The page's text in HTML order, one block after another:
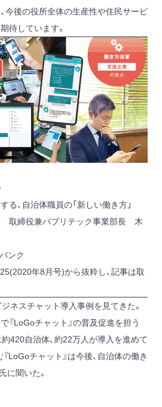
今後の役所全体の生産性や住民サービ
待しています。
、自治体職員の「新しい働き方」
取締役兼パブリテック事業部長 木
ンク
年8月号)から抜粋し、記事は取
ネスチャット導入事例を見てきた。
『LoGoチャット』の普及促進を担う
約420自治体、約22万人が導入を進めて
LoGoチャット』は今後、自治体の働き
に聞いた。